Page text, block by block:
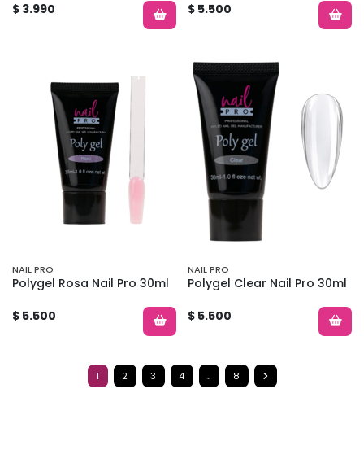
$ 3.990
$ 5.500
NAIL PRO
Polygel Rosa Nail Pro 30ml
$ 5.500
NAIL PRO
Polygel Clear Nail Pro 30ml
$ 5.500
1 2 3 4 .. 8